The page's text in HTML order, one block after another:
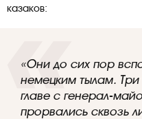
казаков:
«Они до сих пор
немецким тылам.
главе с генерал-
прорвались сквозь